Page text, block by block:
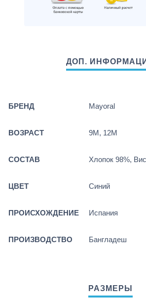
БРЕНД Mayoral
ВОЗРАСТ 9М, 12М
СОСТАВ Хлопок 98%,
ЦВЕТ Синий
ПРОИСХОЖДЕНИЕ Испания
ПРОИЗВОДСТВО Бангладеш